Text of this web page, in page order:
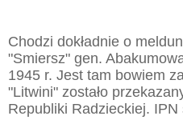
Chodzi dokładnie o
"Smiersz" gen.
1945 r. Jest tam bowiem
"Litwini" zostało
Republiki Radzieckiej.